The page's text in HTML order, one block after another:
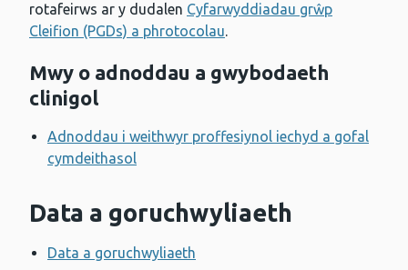
rotafeirws ar y dudalen Cyfarwyddiadau grŵp
Cleifion (PGDs) a phrotocolau.
Mwy o adnoddau a gwybodaeth
clinigol
Adnoddau i weithwyr proffesiynol iechyd a gofal
cymdeithasol
Data a goruchwyliaeth
Data a goruchwyliaeth